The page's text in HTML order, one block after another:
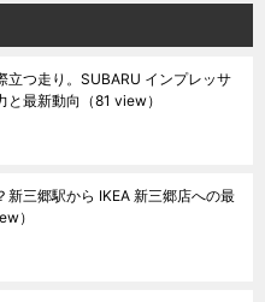
立つ走り。SUBARU インプレッサ
と最新動向 （81 view）
新三郷駅から IKEA 新三郷店への最
）